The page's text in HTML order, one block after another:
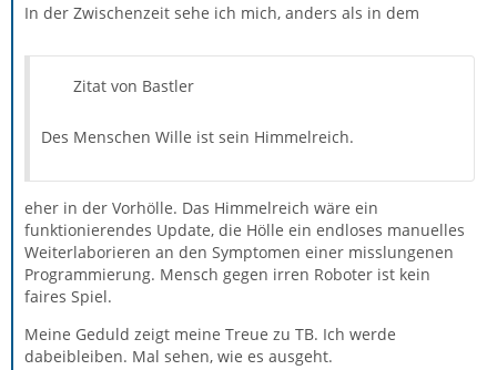
In der Zwischenzeit sehe ich mich, anders als in dem
Zitat von Bastler
Des Menschen Wille ist sein Himmelreich.
eher in der Vorhölle. Das Himmelreich wäre ein
funktionierendes Update, die Hölle ein endloses manuelles
Weiterlaborieren an den Symptomen einer misslungenen
Programmierung. Mensch gegen irren Roboter ist kein
faires Spiel.
Meine Geduld zeigt meine Treue zu TB. Ich werde
dabeibleiben. Mal sehen, wie es ausgeht.